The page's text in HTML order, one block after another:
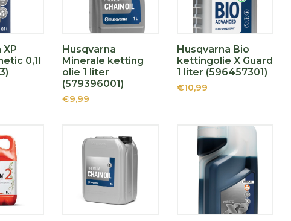
XP
0,1l
Husqvarna
Minerale ketting
olie 1 liter
(579396001)
€9,99
Husqvarna Bio
kettingolie X Guard
1 liter (596457301)
€10,99